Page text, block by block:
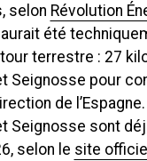
selon Révolution
été
terrestre : 27
Seignosse pour
de
Seignosse sont
selon le site